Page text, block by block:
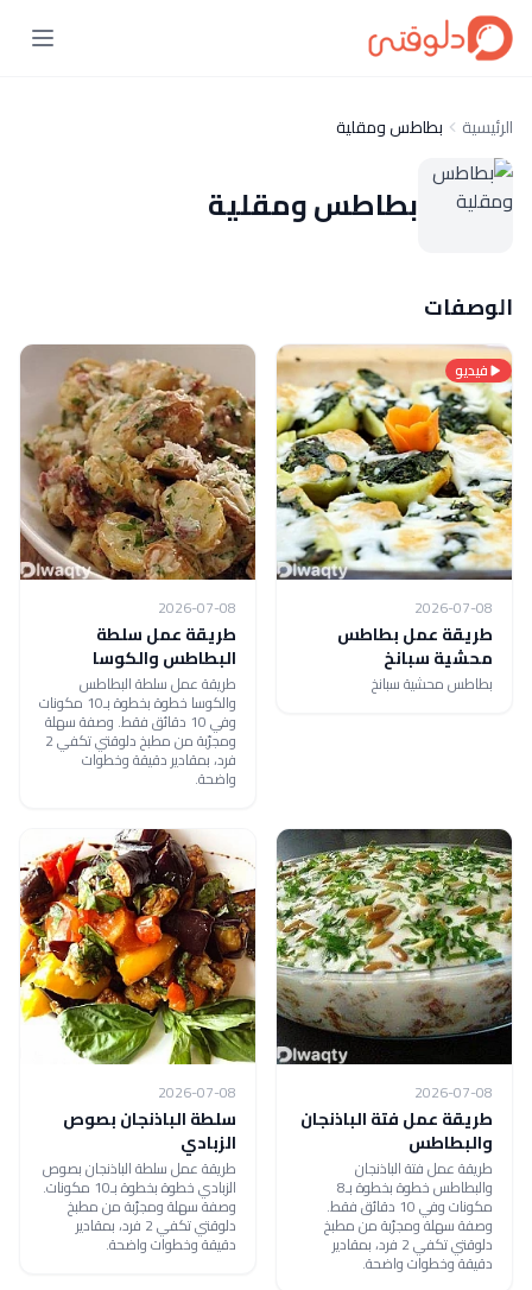
الرئيسية بطاطس ومقلية
بطاطس ومقلية
الوصفات
فيديو
2026-07-08
طريقة عمل بطاطس
محشية سبانخ
بطاطس محشية سبانخ
2026-07-08
طريقة عمل سلطة
البطاطس والكوسا
طريقة عمل سلطة البطاطس
والكوسا خطوة بخطوة بـ10 مكونات
وفي 10 دقائق فقط. وصفة سهلة
ومجرّبة من مطبخ دلوقتي تكفي 2
فرد، بمقادير دقيقة وخطوات
واضحة.
2026-07-08
طريقة عمل فتة الباذنجان
والبطاطس
طريقة عمل فتة الباذنجان
والبطاطس خطوة بخطوة بـ8
مكونات وفي 10 دقائق فقط.
وصفة سهلة ومجرّبة من مطبخ
دلوقتي تكفي 2 فرد، بمقادير
دقيقة وخطوات واضحة.
2026-07-08
سلطة الباذنجان بصوص
الزبادي
طريقة عمل سلطة الباذنجان بصوص
الزبادي خطوة بخطوة بـ10 مكونات.
وصفة سهلة ومجرّبة من مطبخ
دلوقتي تكفي 2 فرد، بمقادير
دقيقة وخطوات واضحة.